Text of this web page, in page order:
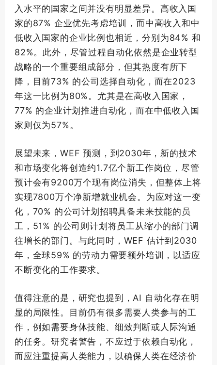
入水平的国家之间并没有明显差异。高收入国
家的87% 企业优先考虑培训，而中高收入和中
低收入国家的企业比例也相近，分别为84% 和
82%。此外，尽管过程自动化依然是企业转型
战略的一个重要组成部分，但其热度有所下
降，目前73% 的公司选择自动化，而在2023
年这一比例为80%。尤其是在高收入国家，
77% 的企业计划推进自动化，而在中低收入国
家则仅为57%。
展望未来，WEF 预测，到2030年，新的技术
和市场变化将创造约1.7亿个新工作岗位，尽管
预计会有9200万个现有岗位消失，但整体上将
实现7800万个净新增就业机会。为应对这一变
化，70% 的公司计划招聘具备未来技能的员
工，51% 的公司则计划将员工从缩小的部门调
往增长的部门。与此同时，WEF 估计到2030
年，全球59% 的劳动力需要额外培训，以适应
不断变化的工作要求。
值得注意的是，研究也提到，AI 自动化存在明
显的局限性。目前仍有很多需要人类参与的工
作，例如需要身体技能、细致判断或人际沟通
的任务。研究者警告，不应过于依赖自动化，
而应注重提高人类能力，以确保人类在经济价